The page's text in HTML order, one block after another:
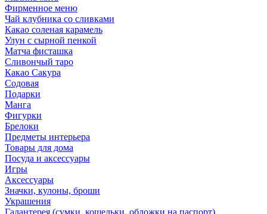
Фирменное меню
Чай клубника со сливками
Какао соленая карамель
Улун с сырной пенкой
Матча фисташка
Сливончый таро
Какао Сакура
Содовая
Подарки
Манга
Фигурки
Брелоки
Предметы интерьера
Товары для дома
Посуда и аксессуары
Игры
Аксессуары
Значки, кулоны, броши
Украшения
Галантерея (сумки, кошельки, обложки на паспорт)